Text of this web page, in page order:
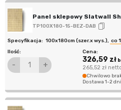
Panel sklepowy Slatwall
TP100X180-15-BEZ-DAB
100x180cm (szer.x wys.), co
- +
326,59 zł
265,52 zł
Chwilowo
Dostawa 1-2